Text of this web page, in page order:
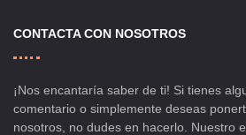
CONTACTA CON NOSOTROS
¡Nos encantaría saber de ti! Si tienes
comentario o simplemente deseas
nosotros, no dudes en hacerlo. Nuestro